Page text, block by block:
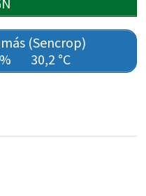
(Sencrop)
% 30,2 °C